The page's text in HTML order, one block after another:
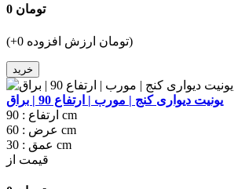
0 تومان
(+0 تومان ارزش افزوده)
خرید
یونیت دیواری کنج | مورب | ارتفاع 90 | براق
ارتفاع : 90 cm
عرض : 60 cm
عمق : 30 cm
قیمت از